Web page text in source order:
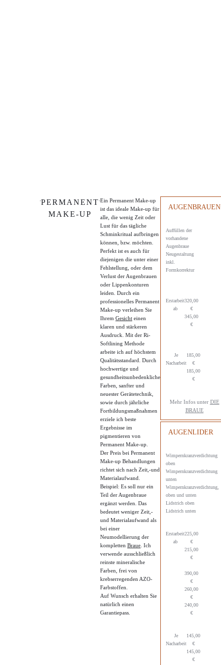
PERMANENT
MAKE-UP
Ein Permanent Make-up
ist das ideale Make-up für
alle, die wenig Zeit oder
Lust für das tägliche
Schminkritual aufbringen
können, bzw. möchten.
Perfekt ist es auch für
diejenigen die unter einer
Fehlstellung, oder dem
Verlust der Augenbrauen
oder Lippenkonturen
leiden. Durch ein
professionelles Permanent
Make-up verleihen Sie
Ihrem Gesicht einen
klaren und stärkeren
Ausdruck. Mit der Ri-
Softlining Methode
arbeite ich auf höchstem
Qualitätsstandard. Durch
hochwertige und
gesundheitsunbedenkliche
Farben, sanfter und
neuester Gerätetechnik,
sowie durch jährliche
Fortbildungsmaßnahmen
erziele ich beste
Ergebnisse im
pigmentieren von
Permanent Make-up.
Der Preis bei Permanent
Make-up Behandlungen
richtet sich nach Zeit,-und
Materialaufwand.
Beispiel: Es soll nur ein
Teil der Augenbraue
ergänzt werden. Das
bedeutet weniger Zeit,-
und Materialaufwand als
bei einer
Neumodellierung der
kompletten Braue . Ich
verwende ausschließlich
reinste mineralische
Farben, frei von
krebserregenden AZO-
Farbstoffen.
Auf Wunsch erhalten Sie
natürlich einen
Garantiepass.
AUGENBRAUEN
Auffüllen der
vorhandene
Augenbraue
Neugestaltung
inkl.
Formkorrektur
Erstarbeit
ab
320,00
€
345,00
€
Je
Nacharbeit
185,00
€
185,00
€
Mehr Infos unter DIE
BRAUE
AUGENLIDER
Wimpernkranzverdichtung
oben
Wimpernkranzverdichtung
unten
Wimpernkranzverdichtung,
oben und unten
Lidstrich oben
Lidstrich unten
Erstarbeit
ab
225,00
€
215,00
€
390,00
€
260,00
€
240,00
€
Je
Nacharbeit
145,00
€
145,00
€